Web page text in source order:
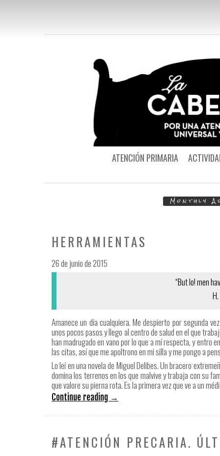
ATENCIÓN PRIMARIA
Monthly
HERRAMIENTAS
26 de junio de 2015
“But lo! men
Amanece un día cualquiera. Me despierto por segunda
unos pocos pasos y llego al centro de salud en el que
han madrugado en vano por lo que a mí respecta, y entro
las citas, así que me apoltrono en mi silla y me pongo a
Lo leí en una novela de Miguel Delibes. Un bracero
domina los terrenos en los que malvive y trabaja con su
que valore su pierna rota. Es la primera vez que ve a un
Continue reading →
#ATENCIÓN PRECARIA.